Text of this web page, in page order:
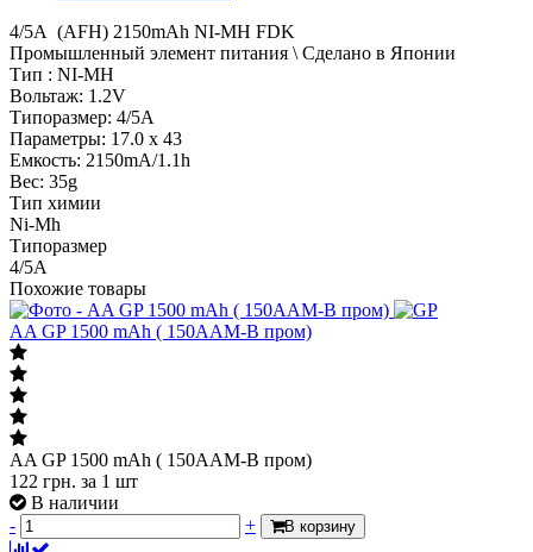
4/5A (AFH) 2150mAh NI-MH FDK
Промышленный элемент питания \ Сделано в Японии
Тип : NI-MH
Вольтаж: 1.2V
Типоразмер: 4/5A
Параметры: 17.0 x 43
Емкость: 2150mA/1.1h
Вес: 35g
Тип химии
Ni-Mh
Типоразмер
4/5A
Похожие товары
AA GP 1500 mAh ( 150AAM-B пром)
AA GP 1500 mAh ( 150AAM-B пром)
122 грн. за 1 шт
В наличии
-
+ В корзину